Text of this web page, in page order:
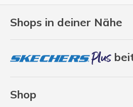
Shops in deiner Nähe
Shop